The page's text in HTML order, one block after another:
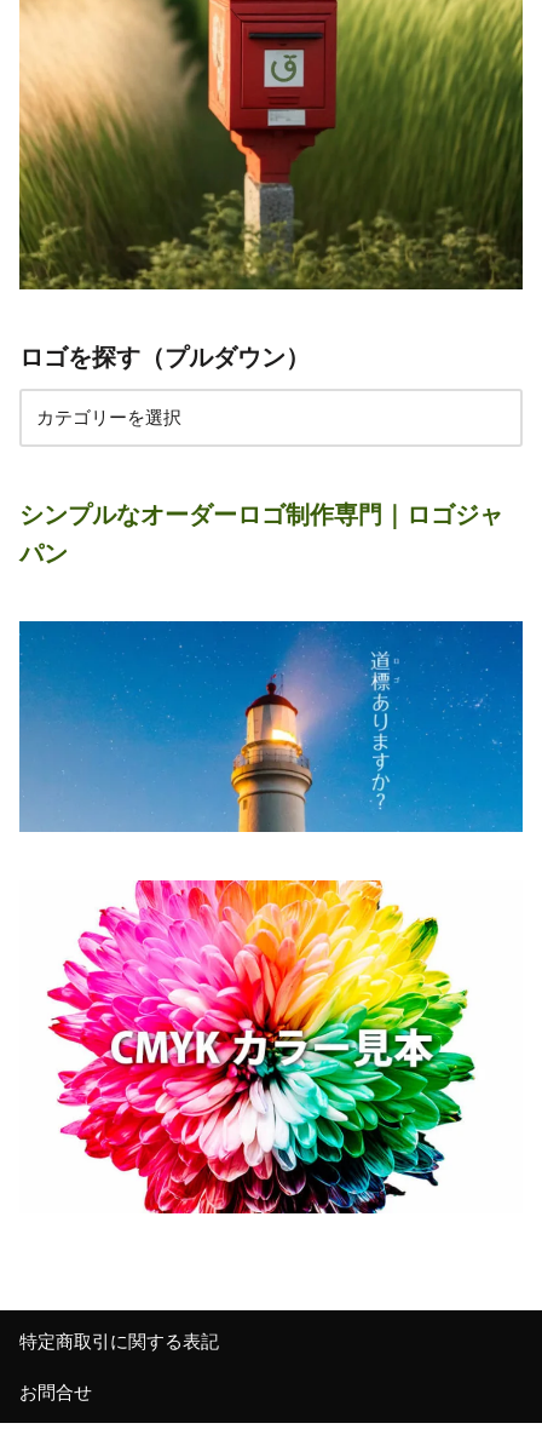
ロゴを探す（プルダウン）
シンプルなオーダーロゴ制作専門｜ロゴジャ
パン
特定商取引に関する表記
お問合せ